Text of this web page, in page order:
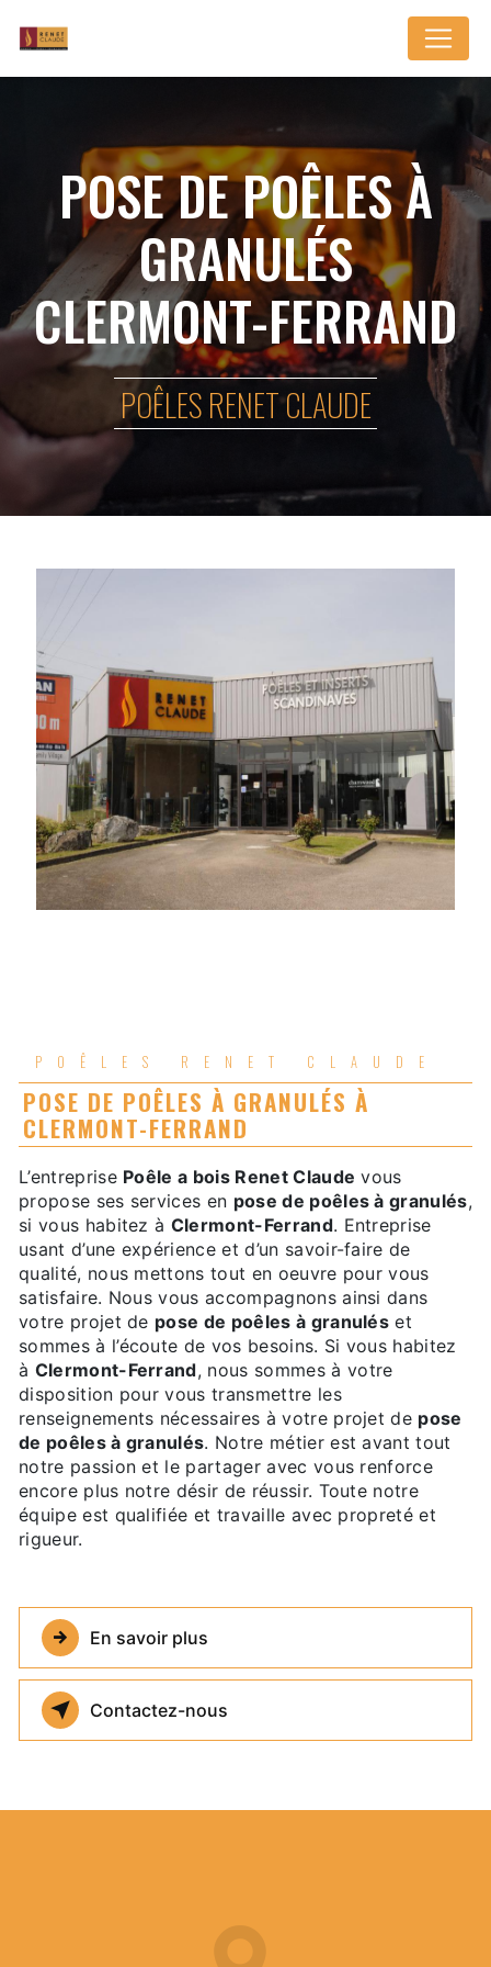
POSE DE POÊLES À
GRANULÉS
CLERMONT-FERRAND
POÊLES RENET CLAUDE
POÊLES RENET CLAUDE
POSE DE POÊLES À GRANULÉS À
CLERMONT-FERRAND
L’entreprise Poêle a bois Renet Claude vous
propose ses services en pose de poêles à granulés,
si vous habitez à Clermont-Ferrand. Entreprise
usant d’une expérience et d’un savoir-faire de
qualité, nous mettons tout en oeuvre pour vous
satisfaire. Nous vous accompagnons ainsi dans
votre projet de pose de poêles à granulés et
sommes à l’écoute de vos besoins. Si vous habitez
à Clermont-Ferrand, nous sommes à votre
disposition pour vous transmettre les
renseignements nécessaires à votre projet de pose
de poêles à granulés. Notre métier est avant tout
notre passion et le partager avec vous renforce
encore plus notre désir de réussir. Toute notre
équipe est qualifiée et travaille avec propreté et
rigueur.
En savoir plus
Contactez-nous